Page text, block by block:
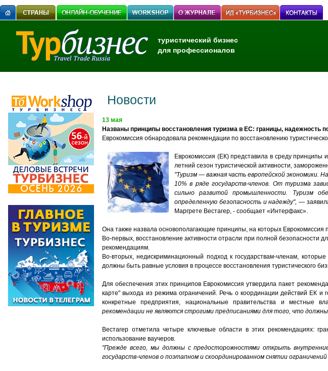
туристический бизнес
для профессионалов
Новости
13 мая
Названы принципы восстановления туризма в ЕС: границы, надежность
Еврокомиссия обнародовала рекомендации по восстановлению
Еврокомиссия (ЕК) представила в среду
летний сезон туристической активности,
"Туризм — важная часть европейской экономики.
10% в ряде государств-членов. От туризма
сильно развитой промышленности. Туризм
определенную безопасность и надежду", —
Маргрете Вестагер, - сообщает «Интерфакс».
Она также назвала основополагающие принципы, на которых Еврокомиссия
Во-первых, восстановление активности отрасли при полной безопасности
рекомендациям.
Во-вторых, недискриминационный подход к государствам-членам,
должны быть равные условия в процессе восстановления туристического
Для обеспечения этих принципов Еврокомиссия утвердила пакет
карте" выхода из режима ограничений. Речь о координации действий ЕК
конкретные предприятия, национальные правительства и местные
рекомендации не являются строгими предписаниями для того, что
Вестагер отметила четыре ключевые области в этих рекомендациях:
использование ваучеров.
"Прежде всего, мы должны с предосторожностями открыть
государств-членов о поэтапном и скоординированном снятии